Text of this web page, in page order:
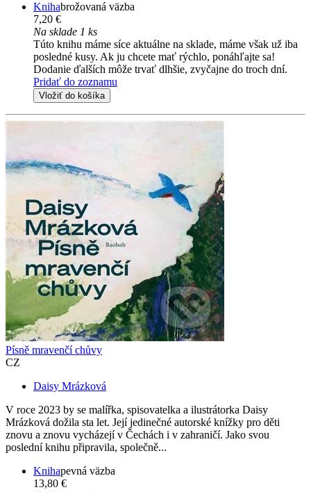
Knihabrožovaná väzba
7,20 €
Na sklade 1 ks
Túto knihu máme síce aktuálne na sklade, máme však už iba
posledné kusy. Ak ju chcete mať rýchlo, ponáhľajte sa!
Dodanie ďalších môže trvať dlhšie, zvyčajne do troch dní.
Pridať do zoznamu
Vložiť do košíka
Písně mravenčí chůvy
CZ
Daisy Mrázková
V roce 2023 by se malířka, spisovatelka a ilustrátorka Daisy
Mrázková dožila sta let. Její jedinečné autorské knížky pro děti
znovu a znovu vycházejí v Čechách i v zahraničí. Jako svou
poslední knihu připravila, společně...
Knihapevná väzba
13,80 €